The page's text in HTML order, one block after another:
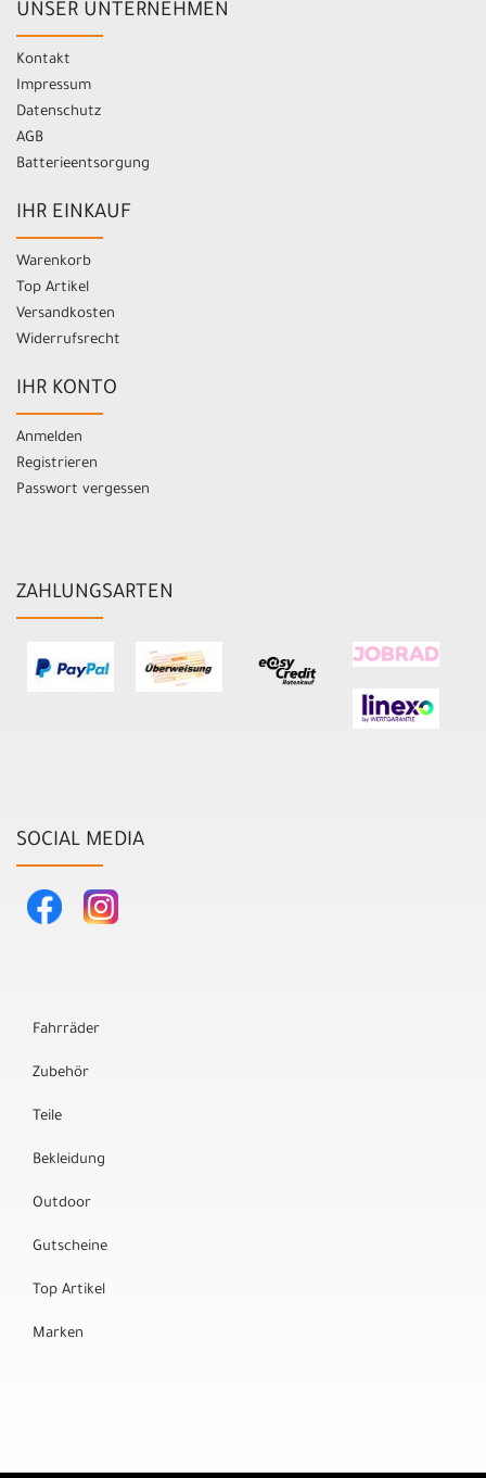
UNSER UNTERNEHMEN
Kontakt
Impressum
Datenschutz
AGB
Batterieentsorgung
IHR EINKAUF
Warenkorb
Top Artikel
Versandkosten
Widerrufsrecht
IHR KONTO
Anmelden
Registrieren
Passwort vergessen
ZAHLUNGSARTEN
SOCIAL MEDIA
Fahrräder
Zubehör
Teile
Bekleidung
Outdoor
Gutscheine
Top Artikel
Marken